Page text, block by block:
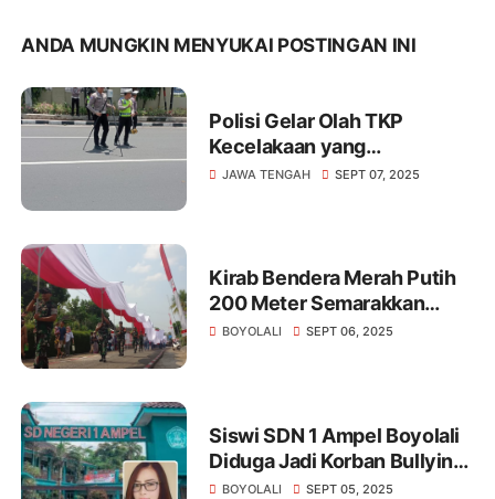
ANDA MUNGKIN MENYUKAI POSTINGAN INI
Polisi Gelar Olah TKP
Kecelakaan yang
Menewaskan Mahasiswa
JAWA TENGAH SEPT 07, 2025
Kirab Bendera Merah Putih
200 Meter Semarakkan
Merti Desa Pojok Boyolali
BOYOLALI SEPT 06, 2025
Siswi SDN 1 Ampel Boyolali
Diduga Jadi Korban Bullying,
Vio Sari Angkat Bicara
BOYOLALI SEPT 05, 2025